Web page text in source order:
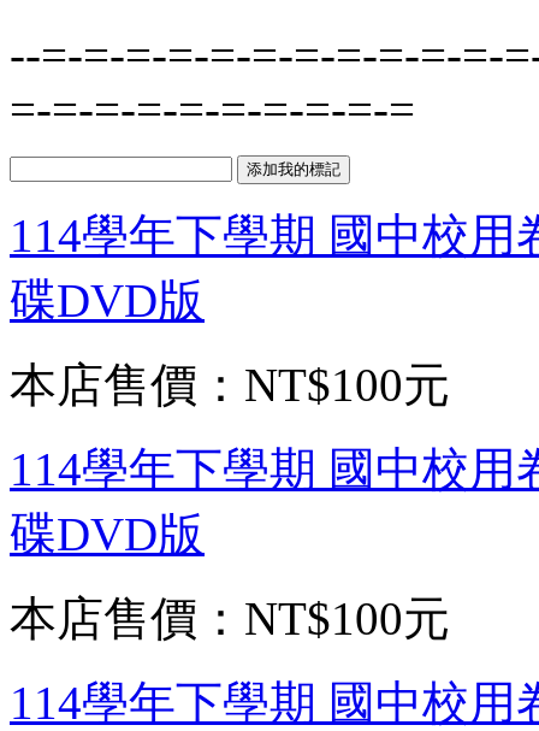
--=-=-=-=-=-=-=-=-=-=-=-
=-=-=-=-=-=-=-=-=-=
114學年下學期 國中校
碟DVD版
本店售價： NT$100元
114學年下學期 國中校
碟DVD版
本店售價： NT$100元
114學年下學期 國中校